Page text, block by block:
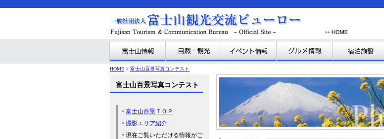
HOME > 富士山百景写真コンテスト
富士山百景写真コンテスト
富士山百景ＴＯＰ
撮影エリア紹介
現在ご覧いただける情報がご